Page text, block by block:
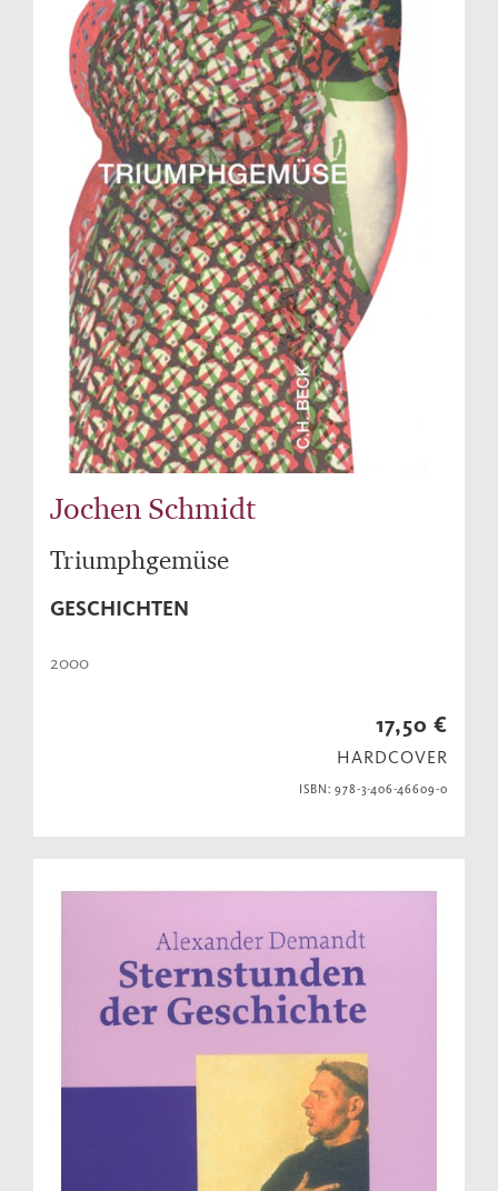
Jochen Schmidt
Triumphgemüse
GESCHICHTEN
2000
17,50 €
HARDCOVER
ISBN: 978-3-406-46609-0